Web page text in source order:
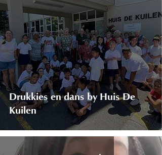
Drukkies en dans by Huis De
Kuilen